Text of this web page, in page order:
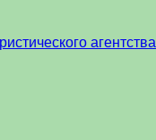
агентства